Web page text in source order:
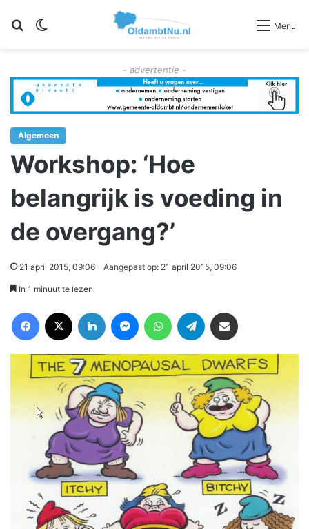
Zoeken Menu
- advertentie -
Algemeen
Workshop: ‘Hoe
belangrijk is voeding in
de overgang?’
21 april 2015, 09:06 Aangepast op: 21 april 2015, 09:06
In 1 minuut te lezen